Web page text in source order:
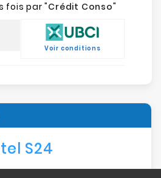
fois par "Crédit Conso"
Voir conditions
S24